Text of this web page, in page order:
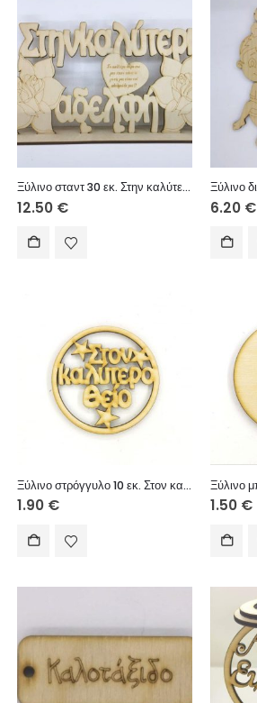
Ξύλινο σταντ 30 εκ. Στην καλύτερη αδελφή
12.50 € 6.20 €
Ξύλινο στρόγγυλο 10 εκ. Στον καλύτερο θείο
1.90 € 1.50 €